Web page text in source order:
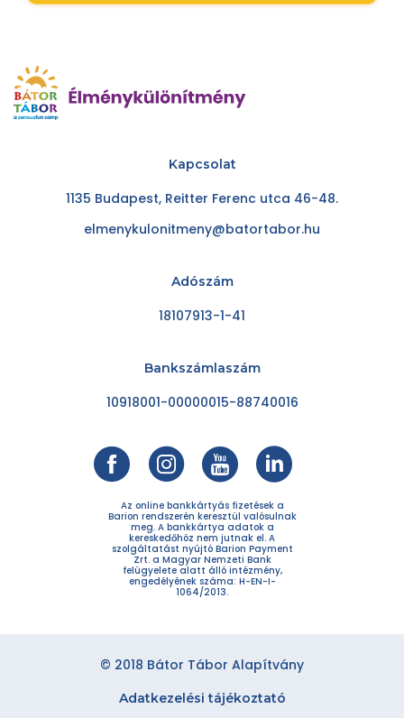
Kapcsolat
1135 Budapest, Reitter Ferenc utca 46-48.
elmenykulonitmeny@batortabor.hu
Adószám
18107913-1-41
Bankszámlaszám
10918001-00000015-88740016
Az online bankkártyás fizetések a
Barion rendszerén keresztül valósulnak
meg. A bankkártya adatok a
kereskedőhöz nem jutnak el. A
szolgáltatást nyújtó Barion Payment
Zrt. a Magyar Nemzeti Bank
felügyelete alatt álló intézmény,
engedélyének száma: H-EN-I-
1064/2013.
© 2018 Bátor Tábor Alapítvány
Adatkezelési tájékoztató